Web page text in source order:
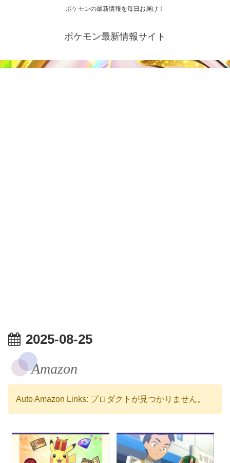
ポケモンの最新情報を毎日お届け！
ポケモン最新情報サイト
2025-08-25
Amazon
Auto Amazon Links: プロダクトが見つかりません。